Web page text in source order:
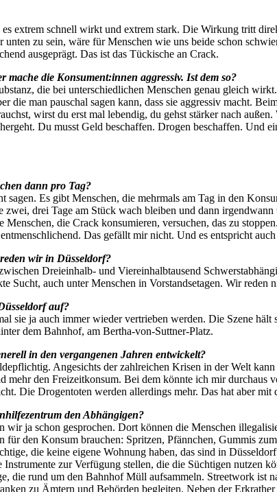
extrem schnell wirkt und extrem stark. Die Wirkung tritt
zu sein, wäre für Menschen wie uns beide schon
ausgeprägt. Das ist das Tückische an Crack.
die Konsument:innen aggressiv. Ist dem so?
die bei unterschiedlichen Menschen genau gleich
die man pauschal sagen kann, dass sie aggressiv macht.
wirst du erst mal lebendig, du gehst stärker nach
Du musst Geld beschaffen. Drogen beschaffen. Und
dann pro Tag?
sagen. Es gibt Menschen, die mehrmals am Tag in den
zwei, drei Tage am Stück wach bleiben und dann
Menschen, die Crack konsumieren, versuchen, das zu
Das gefällt mir nicht. Und es entspricht
wir in Düsseldorf?
Dreieinhalb- und Viereinhalbtausend
Sucht, auch unter Menschen in Vorstandsetagen. Wir
auf?
sie ja auch immer wieder vertrieben werden. Die Szene
dem Bahnhof, am Bertha-von-Suttner-Platz.
in den vergangenen Jahren entwickelt?
Angesichts der zahlreichen Krisen in der Welt
mehr den Freizeitkonsum. Bei dem könnte ich mir
Die Drogentoten werden allerdings mehr. Das hat aber
den Abhängigen?
wir ja schon gesprochen. Dort können die Menschen
den Konsum brauchen: Spritzen, Pfännchen, Gummis
die keine eigene Wohnung haben, das sind in
Instrumente zur Verfügung stellen, die die Süchtigen
die rund um den Bahnhof Müll aufsammeln. Streetwork ist
zu Ämtern und Behörden begleiten. Neben der